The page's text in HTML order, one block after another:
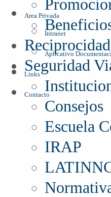
Area Privada
Intranet
Aplicativo
Links
Contacto
Reciprocidad
Seguridad
Consejos
Escuela
IRAP